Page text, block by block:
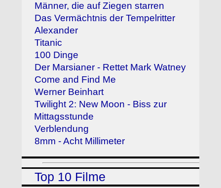
Männer, die auf Ziegen starren
Das Vermächtnis der Tempelritter
Alexander
Titanic
100 Dinge
Der Marsianer - Rettet Mark Watney
Come and Find Me
Werner Beinhart
Twilight 2: New Moon - Biss zur
Mittagsstunde
Verblendung
8mm - Acht Millimeter
Top 10 Filme